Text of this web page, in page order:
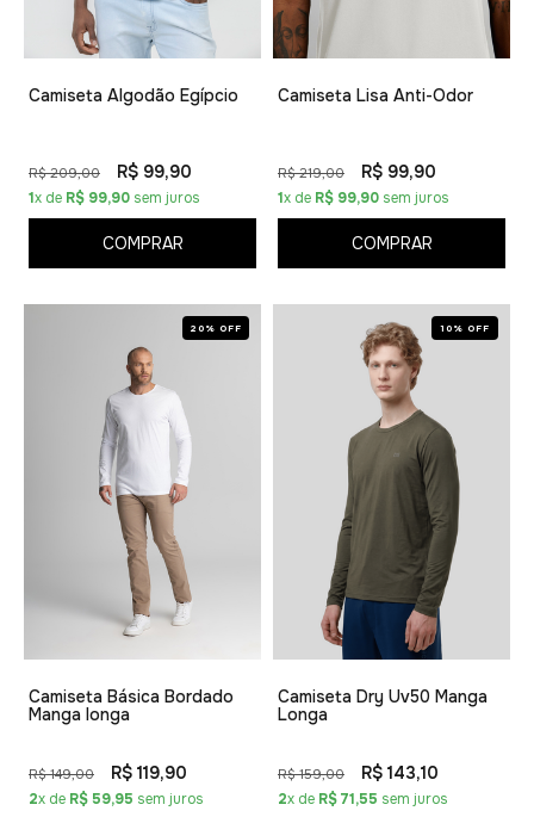
Camiseta Algodão Egípcio
R$ 209,00 R$ 99,90
1x de R$ 99,90 sem juros
COMPRAR
Camiseta Lisa Anti-Odor
R$ 219,00 R$ 99,90
1x de R$ 99,90 sem juros
COMPRAR
20% OFF
Camiseta Básica Bordado
Manga longa
R$ 149,00 R$ 119,90
2x de R$ 59,95 sem juros
10% OFF
Camiseta Dry Uv50 Manga
Longa
R$ 159,00 R$ 143,10
2x de R$ 71,55 sem juros